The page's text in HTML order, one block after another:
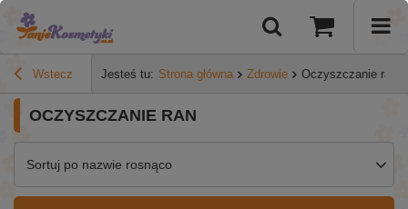
Wstecz Jesteś tu: Strona główna Zdrowie Oczyszczanie ran
OCZYSZCZANIE RAN
Sortuj po nazwie rosnąco